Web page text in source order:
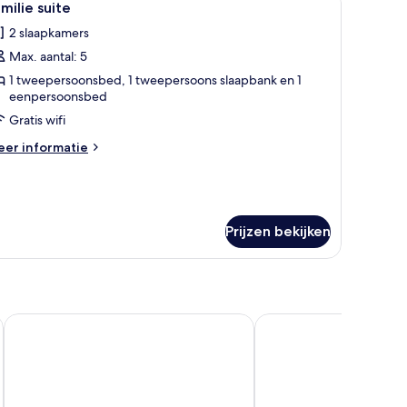
5 suite
2 slaapkamers
Max. aantal: 5
1 tweepersoonsbed, 1 tweepersoons slaapbank en 1
eenpersoonsbed
Gratis wifi
informatie
Prijzen bekijken
Le Dimore del Borgo Lucca In Villa Lucrezia